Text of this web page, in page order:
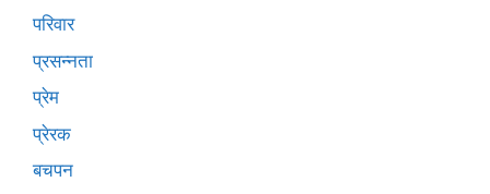
परिवार
प्रसन्नता
प्रेम
प्रेरक
बचपन